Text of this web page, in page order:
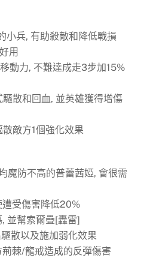
小兵, 有助殺敵和降低戰損
用
動力, 不難達成走3步加15%
驅散和回血, 並英雄獲得增傷
散敵方1個強化效果
魔防不高的普蕾茜婭, 會很需
遭受傷害降低20%
, 並幫索爾疊[轟雷]
散以及施加弱化效果
荊棘/龍戒造成的反彈傷害